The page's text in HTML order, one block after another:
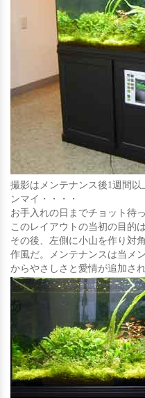
撮影はメンテナンス後1週間
ンマイ・・・・
お手入れの日までチョット待
このレイアウトの当初の目的
その後、左側に小山を作り対
作風だ。メンテナンスは当メ
からやさしさと愛情が追加さ